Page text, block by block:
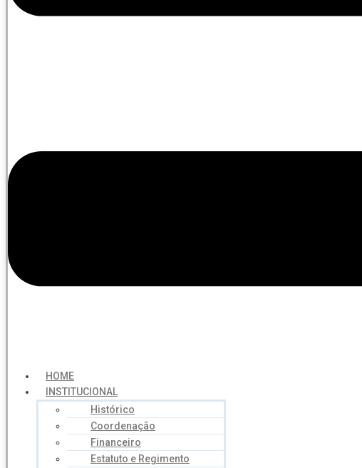
HOME
INSTITUCIONAL
Histórico
Coordenação
Financeiro
Estatuto e Regimento